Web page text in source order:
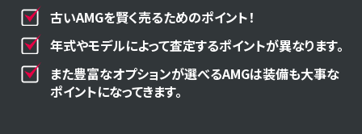
古いAMGを賢く売るためのポイント！
年式やモデルによって査定するポイントが異なります。
また豊富なオプションが選べるAMGは装備も大事な
ポイントになってきます。